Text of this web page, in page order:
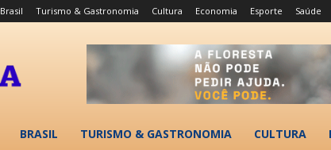
Brasil Turismo & Gastronomia Cultura Economia Esporte Saúde
BRASIL TURISMO & GASTRONOMIA CULTURA